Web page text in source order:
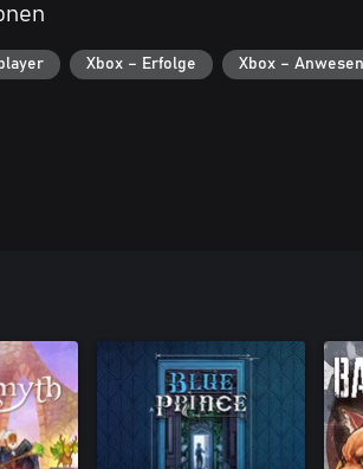
Xbox – Erfolge Xbox –